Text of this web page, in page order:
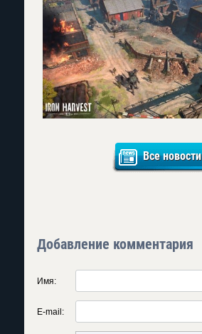
Все новости
Добавление комментария
Имя:
E-mail: